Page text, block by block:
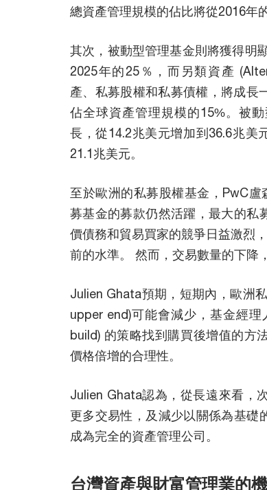
總資產管理規模的佔比將從2016年
其次，被動型管理基金則將獲得明
2025年的25％，而另類資產
產、私募股權和私募債權，將成長
佔全球資產管理規模的15%。被
長，從14.2兆美元增加到36.6兆美
21.1兆美元。
至於歐洲的私募股權基金，PwC
募基金的募款仍然活躍，最大的私
價債務和貿易買家的競爭日益激烈
前的水準。 然而，交易數量的下降
Julien Ghata預期，短期內，歐洲
upper end)可能會減少，基金經
build) 的策略找到購買後增值的方
價格倍增的合理性。
Julien Ghata認為，從長遠來看，
更多交易性，及減少以關係為基礎
成為完全的資產管理公司。
台灣資產與財富管理業的